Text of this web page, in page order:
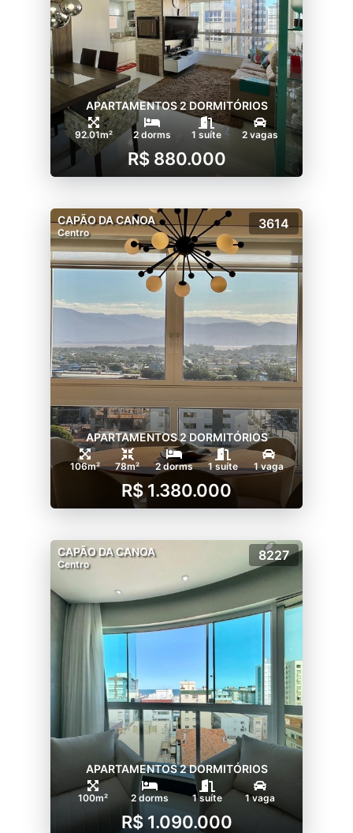
APARTAMENTOS 2 DORMITÓRIOS
92.01m² 2 dorms 1 suíte 2 vagas
R$ 880.000
CAPÃO DA CANOA
Centro
3614
APARTAMENTOS 2 DORMITÓRIOS
106m² 78m² 2 dorms 1 suíte 1 vaga
R$ 1.380.000
CAPÃO DA CANOA
Centro
8227
APARTAMENTOS 2 DORMITÓRIOS
100m² 2 dorms 1 suíte 1 vaga
R$ 1.090.000